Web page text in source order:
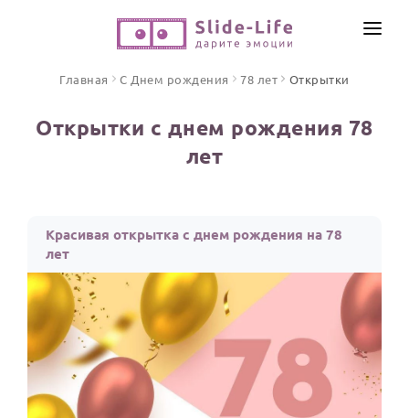
Открытки
Стихи и тексты
ПРАЗДНИКИ
С Днем рождения
Юбилей
Свадьба
ИНСТРУМЕНТЫ
ОТЗЫВЫ
Главная С Днем рождения 78 лет Открытки
Открытки с днем рождения 78
лет
Красивая открытка с днем рождения на 78
лет